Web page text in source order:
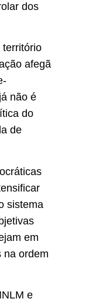
dos
território
afegã
não é
do
de
sistema
em
na ordem
e